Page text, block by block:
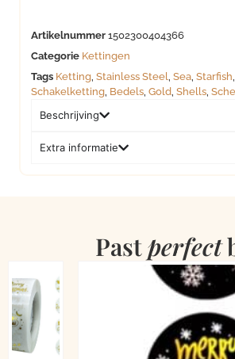
Artikelnummer 1502300404366
Categorie Kettingen
Tags Ketting, Stainless Steel, Sea, Starfish,
Schakelketting, Bedels, Gold, Shells,
Beschrijving
Extra informatie
Pastperfect